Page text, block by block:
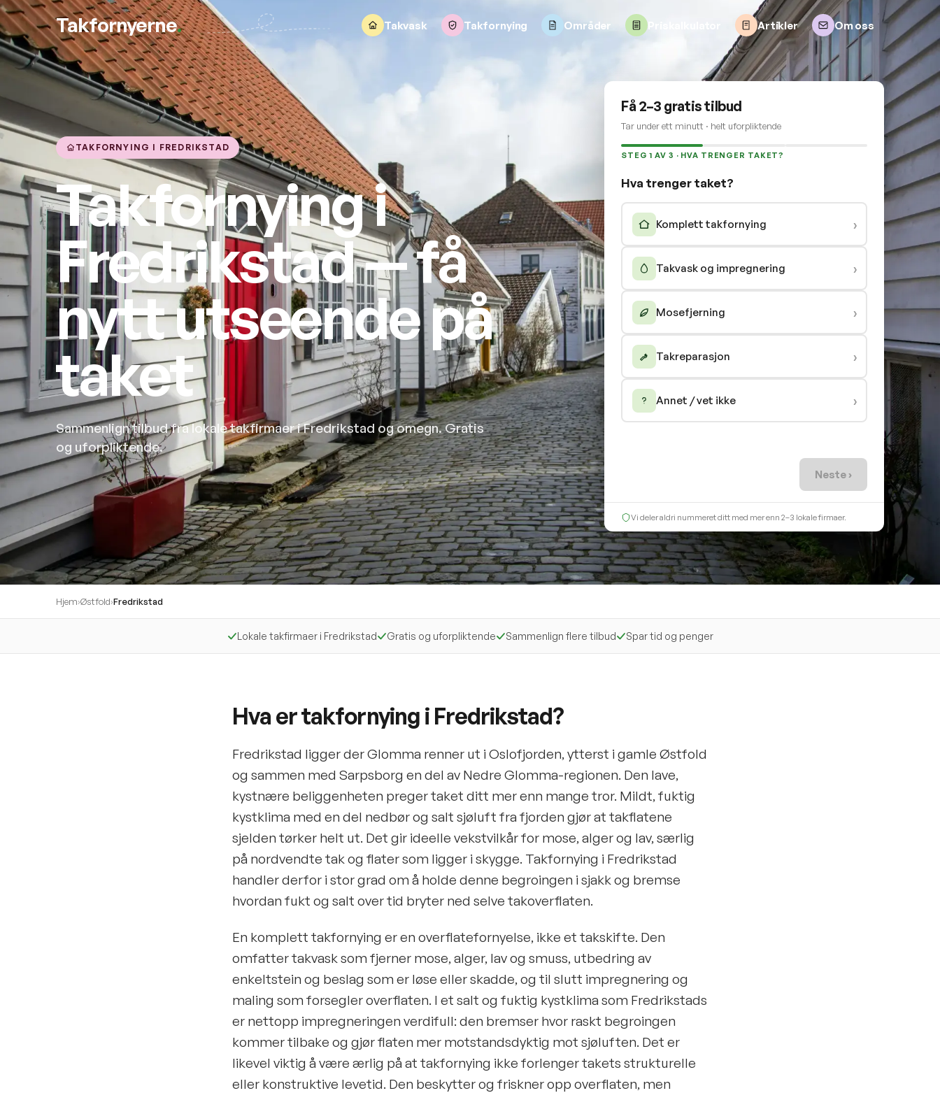
Takfornyerne. Takvask Takfornying Områder Artikler Om oss
TAKFORNYING I FREDRIKSTAD
Takfornying i
Fredrikstad — få
nytt utseende på
taket
Sammenlign tilbud fra lokale takfirmaer i Fredrikstad og omegn. Gratis
og uforpliktende.
Få 2–3 gratis tilbud
Tar under ett minutt · helt uforpliktende
STEG 1 AV 3 · HVA TRENGER TAKET?
Hva trenger taket?
Komplett takfornying ›
Takvask og impregnering ›
Mosefjerning ›
Takreparasjon ›
Annet / vet ikke ›
Neste ›
Vi deler aldri nummeret ditt med mer enn 2–3 lokale firmaer.
Hjem›Østfold›Fredrikstad
Lokale takfirmaer i Fredrikstad Gratis og uforpliktende Sammenlign flere tilbud Spar tid og penger
Hva er takfornying i Fredrikstad?
Fredrikstad ligger der Glomma renner ut i Oslofjorden, ytterst i gamle Østfold
og sammen med Sarpsborg en del av Nedre Glomma-regionen. Den lave,
kystnære beliggenheten preger taket ditt mer enn mange tror. Mildt, fuktig
kystklima med en del nedbør og salt sjøluft fra fjorden gjør at takflatene
sjelden tørker helt ut. Det gir ideelle vekstvilkår for mose, alger og lav, særlig
på nordvendte tak og flater som ligger i skygge. Takfornying i Fredrikstad
handler derfor i stor grad om å holde denne begroingen i sjakk og bremse
hvordan fukt og salt over tid bryter ned selve takoverflaten.
En komplett takfornying er en overflatefornyelse, ikke et takskifte. Den
omfatter takvask som fjerner mose, alger, lav og smuss, utbedring av
enkeltstein og beslag som er løse eller skadde, og til slutt impregnering og
maling som forsegler overflaten. I et salt og fuktig kystklima som Fredrikstads
er nettopp impregneringen verdifull: den bremser hvor raskt begroingen
kommer tilbake og gjør flaten mer motstandsdyktig mot sjøluften. Det er
likevel viktig å være ærlig på at takfornying ikke forlenger takets strukturelle
eller konstruktive levetid. Den beskytter og friskner opp overflaten, men